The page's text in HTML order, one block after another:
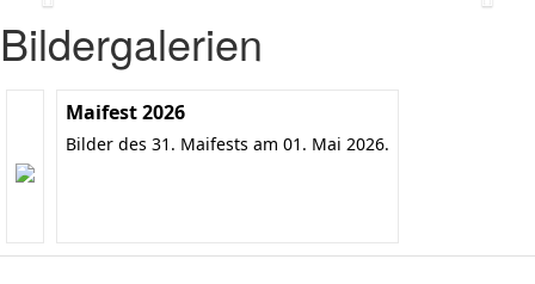
Bildergalerien
Maifest 2026
Bilder des 31. Maifests am 01. Mai 2026.